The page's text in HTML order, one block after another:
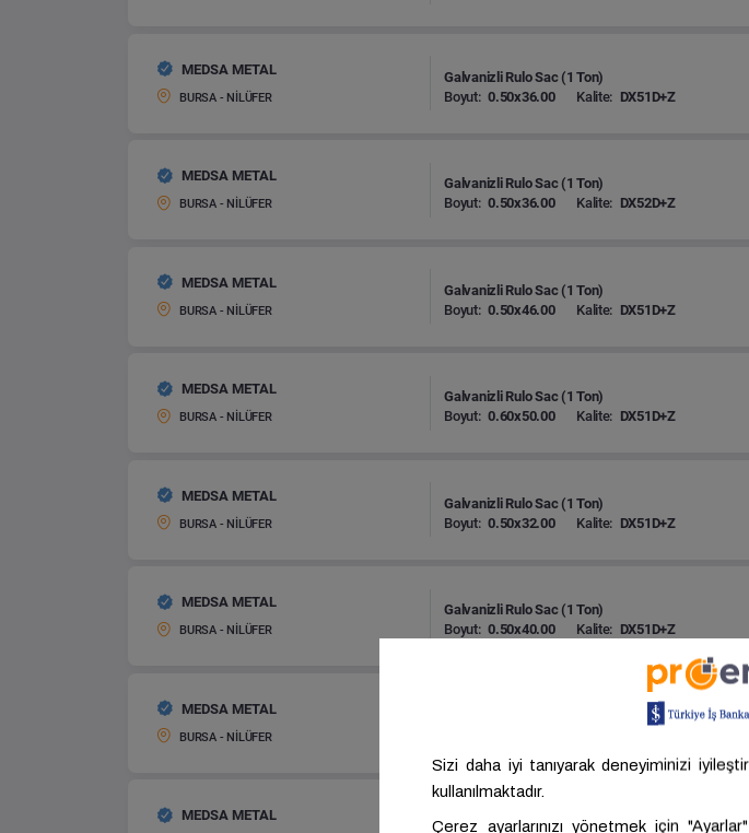
MEDSA METAL
BURSA - NİLÜFER
Galvanizli Rulo Sac (1 Ton)
Boyut: 0.50x36.00 Kalite: DX51D+Z
MEDSA METAL
BURSA - NİLÜFER
Galvanizli Rulo Sac (1 Ton)
Boyut: 0.50x36.00 Kalite: DX52D+Z
MEDSA METAL
BURSA - NİLÜFER
Galvanizli Rulo Sac (1 Ton)
Boyut: 0.50x46.00 Kalite: DX51D+Z
MEDSA METAL
BURSA - NİLÜFER
Galvanizli Rulo Sac (1 Ton)
Boyut: 0.60x50.00 Kalite: DX51D+Z
MEDSA METAL
BURSA - NİLÜFER
Galvanizli Rulo Sac (1 Ton)
Boyut: 0.50x32.00 Kalite: DX51D+Z
MEDSA METAL
BURSA - NİLÜFER
Galvanizli Rulo Sac (1 Ton)
Boyut: 0.50x40.00 Kalite: DX51D+Z
MEDSA METAL
BURSA - NİLÜFER
MEDSA METAL
Galvanizli Rulo Sac (1 Ton)